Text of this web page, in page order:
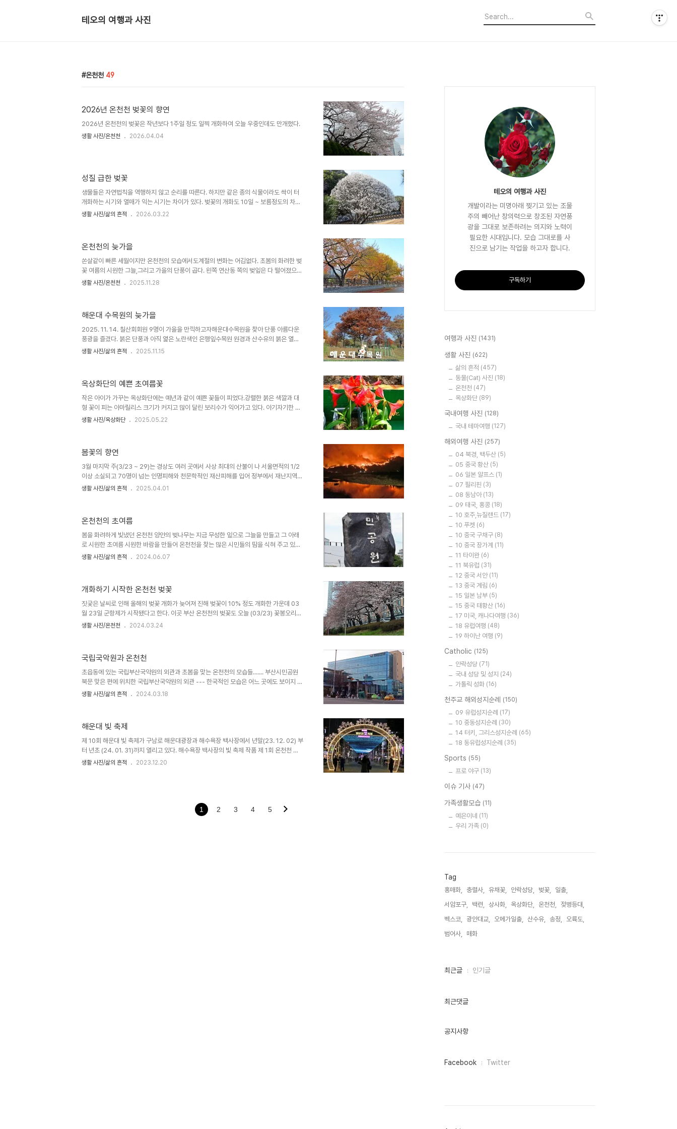
테오의 여행과 사진
온천천 49
2026년 온천천 벚꽃의 향연
2026년 온천천의 벚꽃은 작년보다 1주일 정도 일찍 개화하여 오늘 우중인데도 만개했다.
생활 사진/온천천 2026.04.04
성질 급한 벚꽃
생물들은 자연법칙을 역행하지 않고 순리를 따른다. 하지만 같은 종의 식물이라도 싹이 터
개화하는 시기와 열매가 익는 시기는 차이가 있다. 벚꽃의 개화도 10일 ~ 보름정도의 차이
가 있어빨리 피는 벚꽃은 만개하여 세상을 밝히고 있다. 안락성당 북편 화단에 만개한 벚꽃
밝혀 줄것이다.
생활 사진/삶의 흔적 2026.03.22
온천천의 늦가을
쏜살같이 빠른 세월이지만 온천천의 모습에서도계절의 변화는 어김없다. 초봄의 화려한 벚
꽃 여름의 시원한 그늘,그리고 가을의 단풍이 곱다. 왼쪽 연산동 쪽의 벚잎은 다 떨어졌으나
안락동쪽은 벚나무는 단풍이 곱다. 온천천의 은행나무는 아직도 노란 단풍이 들지 않았다.
생활 사진/온천천 2025.11.28
해운대 수목원의 늦가을
2025. 11. 14. 칠산회회원 9명이 가을을 만끽하고자해운대수목원을 찾아 단풍 아름다운
풍광을 즐겼다. 붉은 단풍과 아직 엹은 노란색인 은행잎수목원 원경과 산수유의 붉은 열매
공작 단풍여러 갈래의 산책 길에 벤치와 휴식공간이 잘 마련되어 있는 수목원씨앗이 거의
았다.갈대 이삭이 풍요롭다. 경동 리인 아파트 앞 도로의 벚나무 단풍길.세월이 살같이 빠른
황혼의 삶을 살아가는 우리들, 한가지라도 많이 보고 경험하며 살이갑시다!!!
생활 사진/삶의 흔적 2025.11.15
옥상화단의 예쁜 초여름꽃
작은 아이가 가꾸는 옥상화단에는 예년과 같이 예쁜 꽃들이 피었다.강렬한 붉은 색깔과 대
형 꽃이 피는 아마릴리스 크기가 커지고 많이 달린 보리수가 익어가고 있다. 아기자기한 바
늘꽃입양한지 10년이 넘었으나 매년 예쁜꽃을 피우는 서양란 신비디움울산 태화강 국가정
생활 사진/옥상화단 2025.05.22
봄꽃의 향연
3월 마지막 주(3/23 ~ 29)는 경상도 여러 곳에서 사상 최대의 산불이 나 서울면적의 1/2
이상 소실되고 70명이 넘는 인명피해와 천문학적인 재산피해를 입어 정부에서 재난지역으
로 선포하고 긴급구호활동을 벌이고 주택재건 등 장기대책을 세우고 있다.목요일 내린 소량
생활 사진/삶의 흔적 2025.04.01
온천천의 초여름
봄을 화려하게 빛냈던 온천천 양안의 벚나무는 지금 무성한 잎으로 그늘을 만들고 그 아래
로 시원한 초여름 시원한 바람을 만들어 온천천을 찾는 많은 시민들의 땀을 식혀 주고 있
다. 연못에서 부화한 새끼 두꺼비 보호운동을 해마다 실행하고 있다. 연제구에서 만든 동화
래구에서 경쟁적으로 공사를 하는 탓으로 생각된다.물과 땅의 경계에 돌로 단단한 뚝을 쌓
은 후고수부지에 여러 시설을 만들어야 하는데도 그렇지 않다는데 문제가 있다/ 제발 많은
세금을 들여 가면서..
생활 사진/삶의 흔적 2024.06.07
개화하기 시작한 온천천 벚꽃
짓궂은 날씨로 인해 올해의 벚꽃 개화가 늦어져 진해 벚꽃이 10% 정도 개화한 가운데 03
월 23일 군항제가 시작됐다고 한다. 이곳 부산 온천천의 벚꽃도 오늘 (03/23) 꽃봉오리를
터뜨리기 시작했다. 연산교 부근 동원로얄듀크 아파트 앞의 거의 만개한 벚꽃 온천천 카페
생활 사진/온천천 2024.03.24
국립국악원과 온천천
초읍동에 있는 국립부산국악원의 외관과 초봄을 맞는 온천천의 모습들....... 부산시민공원
북문 맞은 편에 위치한 국립부산국악원의 외관 --- 한국적인 모습은 어느 곳에도 보이지 않
는다. 공연장인 연악당 --- 공연 중이라 내부는 볼 수 없었다. 부산 시민공원 북문 시민공원
부지가 또 수난을 당해야 하는지 생각해 볼일이다. 봄꽃으로 새로 단장한 화단 귀여운 꽃모
양과 노란색이 아름다운 산수유꽃 연산교 부근에서 본 온천천 주변의 풍경 온천천에 지..
생활 사진/삶의 흔적 2024.03.18
해운대 빛 축제
제 10회 해운대 빛 축제가 구남로 해운대광장과 해수욕장 백사장에서 년말(23. 12. 02) 부
터 년초 (24. 01. 31)까지 열리고 있다. 해수욕장 백사장의 빛 축제 작품 제 1회 온천천 밫
축제가 한달 반 일정으로 온천천 일원에서 열리고 있다.
생활 사진/삶의 흔적 2023.12.20
1 2 3 4 5
테오의 여행과 사진
개발이라는 미명아래 찢기고 있는 조물
주의 빼어난 창의력으로 창조된 자연풍
광을 그대로 보존하려는 의지와 노력이
필요한 시대입니다. 모습 그대로를 사
진으로 남기는 작업을 하고자 합니다.
구독하기
여행과 사진 (1431)
생활 사진 (622)
삶의 흔적 (457)
동물(Cat) 사진 (18)
온천천 (47)
옥상화단 (89)
국내여행 사진 (128)
국내 테마여행 (127)
해외여행 사진 (257)
04 북경, 백두산 (5)
05 중국 황산 (5)
06 일본 알프스 (1)
07 필리핀 (3)
08 동남아 (13)
09 태국, 홍콩 (18)
10 호주,뉴질랜드 (17)
10 푸켓 (6)
10 중국 구채구 (8)
10 중국 장가계 (11)
11 타이완 (6)
11 북유럽 (31)
12 중국 서안 (11)
13 중국 계림 (6)
15 일본 남부 (5)
15 중국 태황산 (16)
17 미국, 캐나다여행 (36)
18 유럽여행 (48)
19 하이난 여행 (9)
Catholic (125)
안락성당 (71)
국내 성당 및 성지 (24)
가톨릭 성화 (16)
천주교 해외성지순례 (150)
09 유럽성지순례 (17)
10 중동성지순례 (30)
14 터키, 그리스성지순례 (65)
18 동유럽성지순례 (35)
Sports (55)
프로 야구 (13)
이슈 기사 (47)
가족생활모습 (11)
예은이네 (11)
우리 가족 (0)
Tag
홍매화, 충렬사, 유채꽃, 안락성당, 벚꽃,
일출,
서암포구,
백련, 상사화, 옥상화단, 온천천,
젖병등대,
벡스코,
광안대교, 오메가일출, 산수유, 송정,
오륙도,
범어사,
매화,
최
인
최근글 인기글
최근댓글
공지사항
페
Facebook Twitter